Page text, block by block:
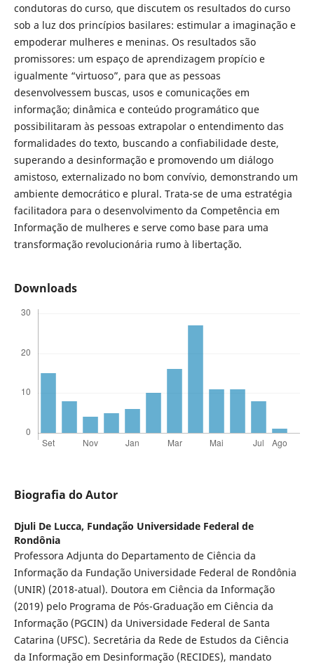
condutoras do curso, que discutem os resultados do curso
sob a luz dos princípios basilares: estimular a imaginação e
empoderar mulheres e meninas. Os resultados são
promissores: um espaço de aprendizagem propício e
igualmente “virtuoso”, para que as pessoas
desenvolvessem buscas, usos e comunicações em
informação; dinâmica e conteúdo programático que
possibilitaram às pessoas extrapolar o entendimento das
formalidades do texto, buscando a confiabilidade deste,
superando a desinformação e promovendo um diálogo
amistoso, externalizado no bom convívio, demonstrando um
ambiente democrático e plural. Trata-se de uma estratégia
facilitadora para o desenvolvimento da Competência em
Informação de mulheres e serve como base para uma
transformação revolucionária rumo à libertação.
Downloads
Biografia do Autor
Djuli De Lucca, Fundação Universidade Federal de
Rondônia
Professora Adjunta do Departamento de Ciência da
Informação da Fundação Universidade Federal de Rondônia
(UNIR) (2018-atual). Doutora em Ciência da Informação
(2019) pelo Programa de Pós-Graduação em Ciência da
Informação (PGCIN) da Universidade Federal de Santa
Catarina (UFSC). Secretária da Rede de Estudos da Ciência
da Informação em Desinformação (RECIDES), mandato